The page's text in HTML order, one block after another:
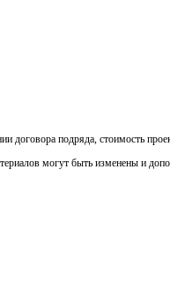
договора подряда, стоимость
могут быть изменены и